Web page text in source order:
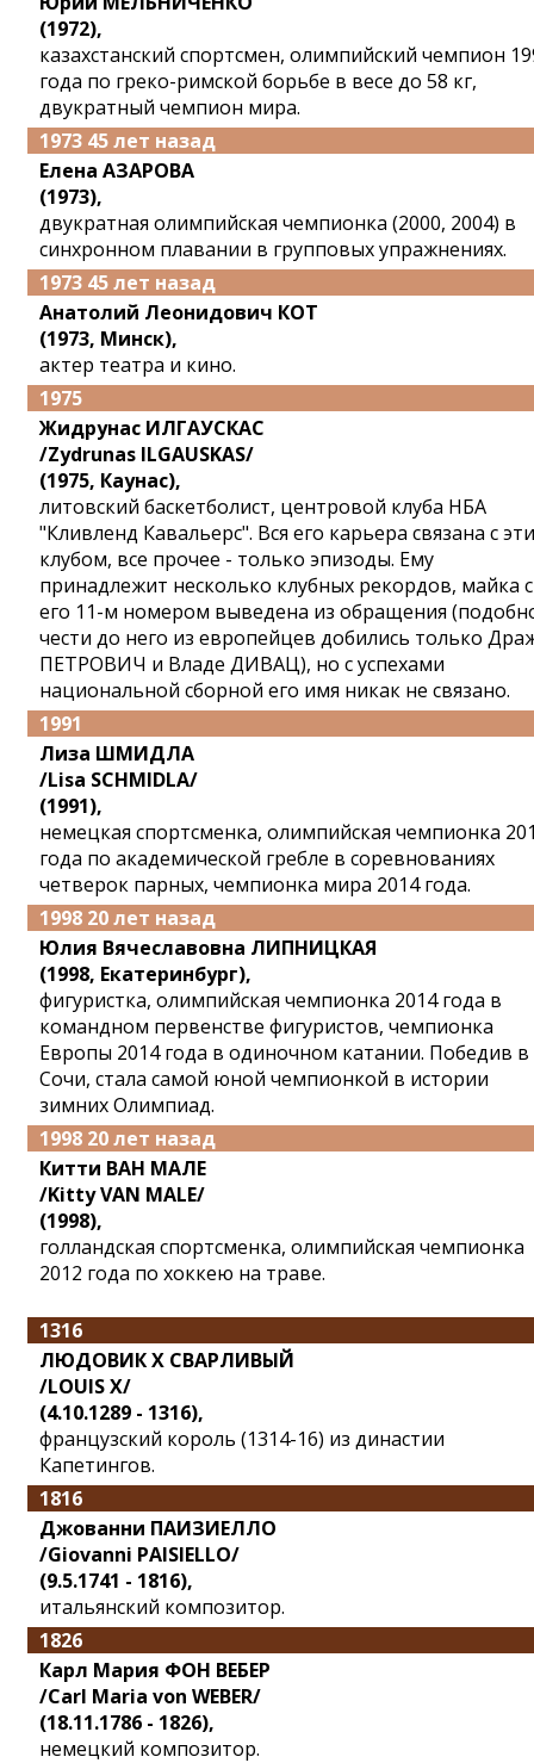
(1972),
казахстанский спортсмен, олимпийский чемпион
года по греко-римской борьбе в весе до 58 кг,
двукратный чемпион мира.
1973 45 лет назад
Елена АЗАРОВА
(1973),
двукратная олимпийская чемпионка (2000, 2004) в
синхронном плавании в групповых упражнениях.
1973 45 лет назад
Анатолий Леонидович КОТ
(1973, Минск),
актер театра и кино.
1975
Жидрунас ИЛГАУСКАС
/Zydrunas ILGAUSKAS/
(1975, Каунас),
литовский баскетболист, центровой клуба НБА
"Кливленд Кавальерс". Вся его карьера связана с
клубом, все прочее - только эпизоды. Ему
принадлежит несколько клубных рекордов, майка с
его 11-м номером выведена из обращения
чести до него из европейцев добились только
ПЕТРОВИЧ и Владе ДИВАЦ), но с успехами
национальной сборной его имя никак не связано.
1991
Лиза ШМИДЛА
/Lisa SCHMIDLA/
(1991),
немецкая спортсменка, олимпийская чемпионка
года по академической гребле в соревнованиях
четверок парных, чемпионка мира 2014 года.
1998 20 лет назад
Юлия Вячеславовна ЛИПНИЦКАЯ
(1998, Екатеринбург),
фигуристка, олимпийская чемпионка 2014 года в
командном первенстве фигуристов, чемпионка
Европы 2014 года в одиночном катании. Победив в
Сочи, стала самой юной чемпионкой в истории
зимних Олимпиад.
1998 20 лет назад
Китти ВАН МАЛЕ
/Kitty VAN MALE/
(1998),
голландская спортсменка, олимпийская чемпионка
2012 года по хоккею на траве.
1316
ЛЮДОВИК X СВАРЛИВЫЙ
/LOUIS X/
(4.10.1289 - 1316),
французский король (1314-16) из династии
Капетингов.
1816
Джованни ПАИЗИЕЛЛО
/Giovanni PAISIELLO/
(9.5.1741 - 1816),
итальянский композитор.
1826
Карл Мария ФОН ВЕБЕР
/Carl Maria von WEBER/
(18.11.1786 - 1826),
немецкий композитор.